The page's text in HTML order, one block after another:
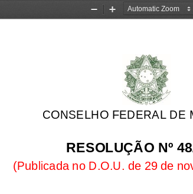
Zoom
Zoom
CONSELHO FEDERAL DE
RESOLUÇÃO Nº
(Publicada no D.O.U. de 29 de